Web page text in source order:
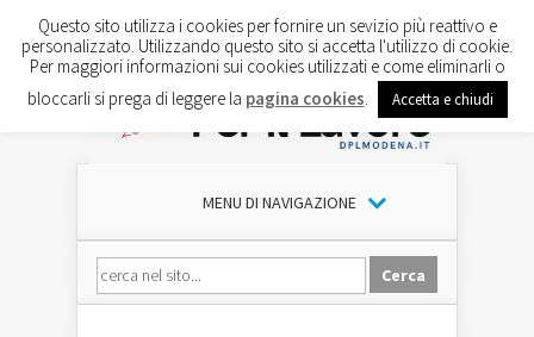
MENU DI NAVIGAZIONE
Questo sito utilizza i cookies per fornire un sevizio più reattivo e
personalizzato. Utilizzando questo sito si accetta l'utilizzo di cookie.
Per maggiori informazioni sui cookies utilizzati e come eliminarli o
bloccarli si prega di leggere la pagina cookies Accetta e chiudi